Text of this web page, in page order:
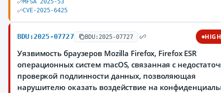
MFSA 2025-53
CVE-2025-6425
BDU:2025-07727 BDU:2025-07727 HIGH
Уязвимость браузеров Mozilla Firefox, Firefox ESR
операционных систем macOS, связанная с
проверкой подлинности данных, позволяющая
нарушителю оказать воздействие на